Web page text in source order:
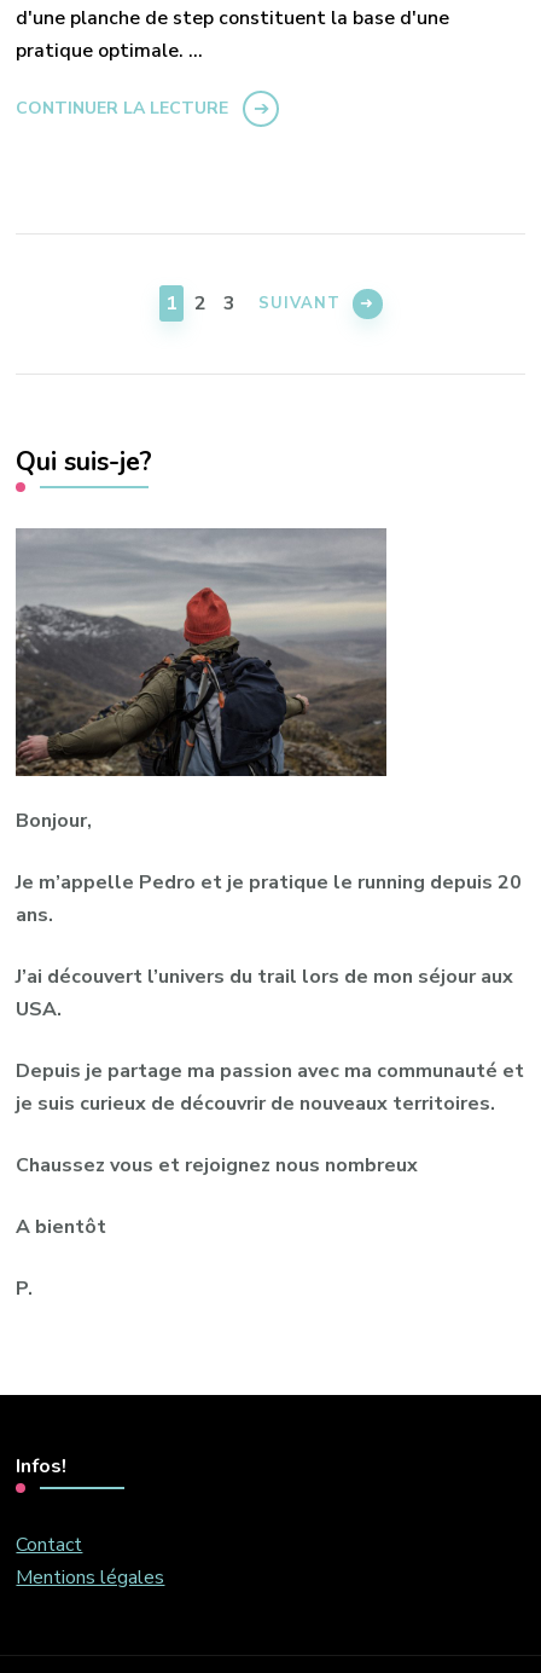
d'une planche de step constituent la base d'une
pratique optimale. …
CONTINUER LA LECTURE
PAGE
1 PAGE
2 PAGE
3 SUIVANT
Qui suis-je?
Bonjour,
Je m’appelle Pedro et je pratique le running depuis 20
ans.
J’ai découvert l’univers du trail lors de mon séjour aux
USA.
Depuis je partage ma passion avec ma communauté et
je suis curieux de découvrir de nouveaux territoires.
Chaussez vous et rejoignez nous nombreux
A bientôt
P.
Infos!
Contact
Mentions légales